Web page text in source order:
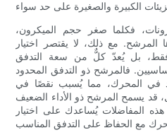
فكلما صغر حجم الميكرون،
المرشح. مع ذلك، لا يقتصر اختيار
بل يُعدّ كلٌّ من سعة التدفق
فالمرشح ذو التدفق المحدود
في المحرك، مما يُسبب نقصًا في
قد يسمح المرشح ذو الأداء الضعيف
المفاضلات يُساعدك على اختيار